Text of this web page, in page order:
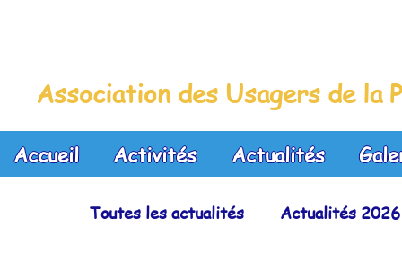
Association des Usagers de la
Accueil Activités Actualités
Toutes les actualités Actualités 2026